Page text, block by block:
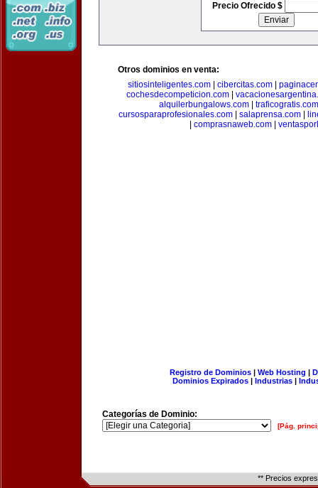
Precio Ofrecido $
Otros dominios en venta:
sitiosinteligentes.com
cibercitas.com
cochesdecompeticion.com
alquilerbungalows.com| traficogratis.com
cursosparaprofesionales.com
salaprensa.com
comprasnaweb.com
Registro de Dominios| Web Hosting |
Dominios Expirados | Industrias |
Categorías de Dominio:
[Pág.
** Precios